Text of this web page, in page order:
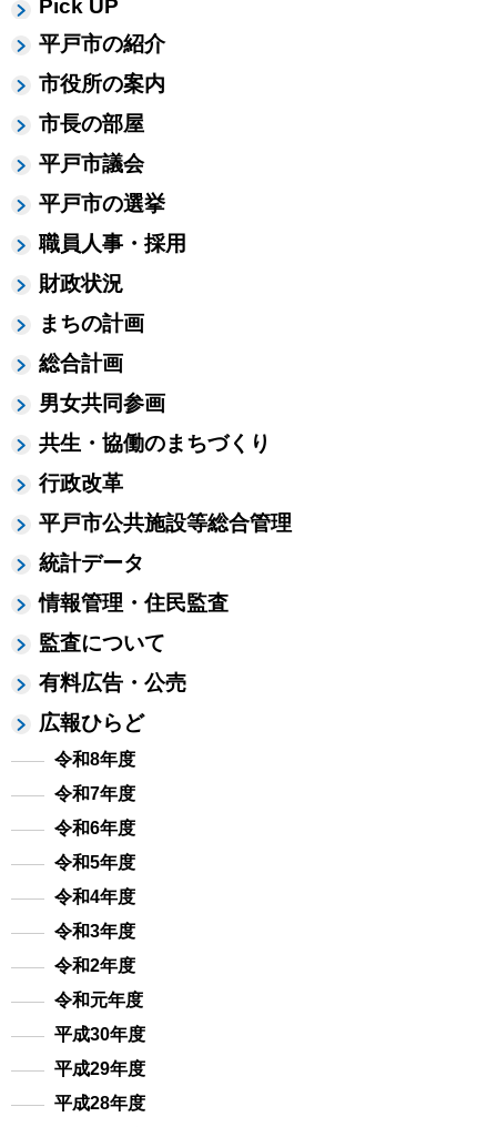
Pick UP
平戸市の紹介
市役所の案内
市長の部屋
平戸市議会
平戸市の選挙
職員人事・採用
財政状況
まちの計画
総合計画
男女共同参画
共生・協働のまちづくり
行政改革
平戸市公共施設等総合管理
統計データ
情報管理・住民監査
監査について
有料広告・公売
広報ひらど
令和8年度
令和7年度
令和6年度
令和5年度
令和4年度
令和3年度
令和2年度
令和元年度
平成30年度
平成29年度
平成28年度